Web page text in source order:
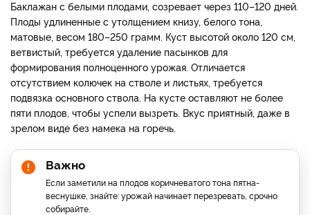
Баклажан с белыми плодами, созревает через 110–120 дней.
Плоды удлиненные с утолщением книзу, белого тона,
матовые, весом 180–250 грамм. Куст высотой около 120 см,
ветвистый, требуется удаление пасынков для
формирования полноценного урожая. Отличается
отсутствием колючек на стволе и листьях, требуется
подвязка основного ствола. На кусте оставляют не более
пяти плодов, чтобы успели вызреть. Вкус приятный, даже в
зрелом виде без намека на горечь.
Важно
Если заметили на плодов коричневатого тона пятна-
веснушке, знайте: урожай начинает перезревать, срочно
собирайте.